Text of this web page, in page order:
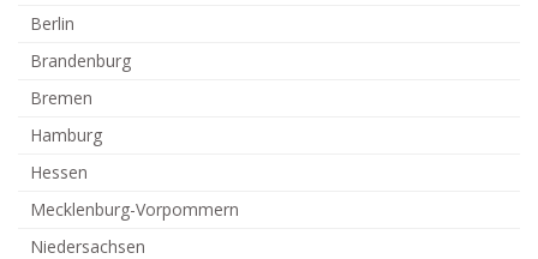
Berlin
Brandenburg
Bremen
Hamburg
Hessen
Mecklenburg-Vorpommern
Niedersachsen